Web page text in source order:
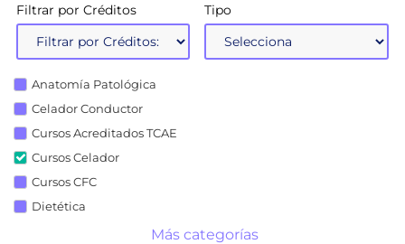
Filtrar por Créditos Tipo
Anatomía Patológica
Celador Conductor
Cursos Acreditados TCAE
Cursos Celador
Cursos CFC
Dietética
Más categorías